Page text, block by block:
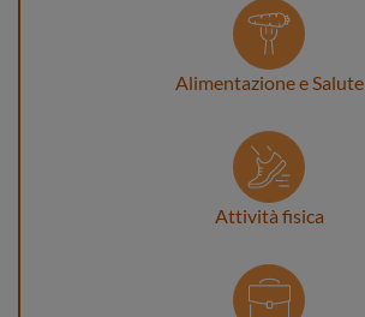
Alimentazione e Salute
Attività fisica